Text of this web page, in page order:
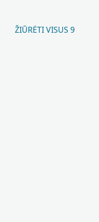
ŽIŪRĖTI VISUS 9